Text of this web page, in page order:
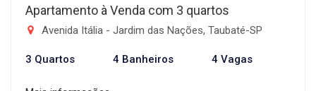
Apartamento à Venda com 3 quartos
Avenida Itália - Jardim das Nações, Taubaté-SP
3 Quartos 4 Banheiros 4 Vagas